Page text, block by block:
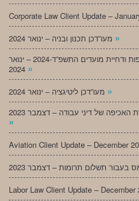
Corporate Law Client Update –
»
מעו”דכן רגולציה – צו הארכת תקופות ודחיית מועדים התשפ”ד-2024 – ינואר
»
»
של דיני עבודה – דצמבר 2023
»
Aviation Client Update – December
Labor Law Client Update – December